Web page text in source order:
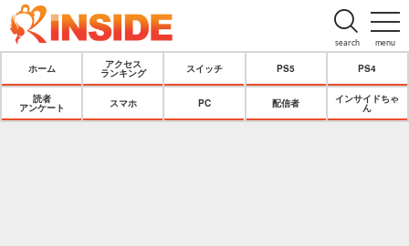
menu
search
ホーム
アクセス
ランキング
スイッチ PS5 PS4
読者
アンケート
スマホ PC 配信者
インサイドちゃ
ん